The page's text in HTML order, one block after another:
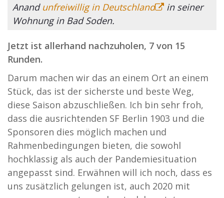
Anand unfreiwillig in Deutschland
in seiner
Wohnung in Bad Soden.
Jetzt ist allerhand nachzuholen, 7 von 15
Runden.
Darum machen wir das an einem Ort an einem
Stück, das ist der sicherste und beste Weg,
diese Saison abzuschließen. Ich bin sehr froh,
dass die ausrichtenden SF Berlin 1903 und die
Sponsoren dies möglich machen und
Rahmenbedingungen bieten, die sowohl
hochklassig als auch der Pandemiesituation
angepasst sind. Erwähnen will ich noch, dass es
uns zusätzlich gelungen ist, auch 2020 mit